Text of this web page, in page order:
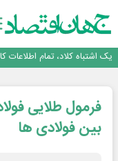
با تقاضای برق ناپایدار هوش
اینوتکس امسال با مدل جدید
راه‌آهن موظف به ارائه برنامه
با تقاضای برق ناپایدار
یک اشتباه کلاد، تمام اطلاعات
اینوتکس امسال با مدل جدید
فرمول طلایی
بین فولادی ها